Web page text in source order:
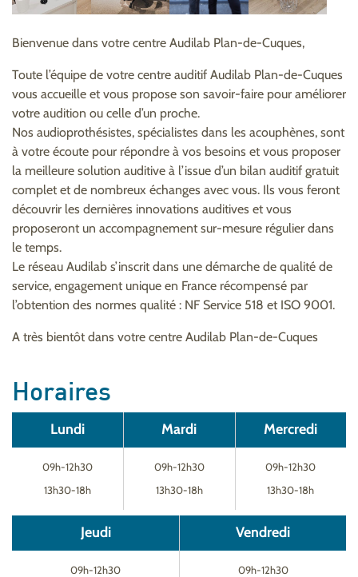
Bienvenue dans votre centre Audilab Plan-de-Cuques,
Toute l’équipe de votre centre auditif Audilab Plan-de-Cuques
vous accueille et vous propose son savoir-faire pour améliorer
votre audition ou celle d’un proche.
Nos audioprothésistes, spécialistes dans les acouphènes, sont
à votre écoute pour répondre à vos besoins et vous proposer
la meilleure solution auditive à l’issue d’un bilan auditif gratuit
complet et de nombreux échanges avec vous. Ils vous feront
découvrir les dernières innovations auditives et vous
proposeront un accompagnement sur-mesure régulier dans
le temps.
Le réseau Audilab s’inscrit dans une démarche de qualité de
service, engagement unique en France récompensé par
l’obtention des normes qualité : NF Service 518 et ISO 9001.
A très bientôt dans votre centre Audilab Plan-de-Cuques
Horaires
Lundi
09h-12h30
13h30-18h
Mardi
09h-12h30
13h30-18h
Mercredi
09h-12h30
13h30-18h
Jeudi
09h-12h30
Vendredi
09h-12h30